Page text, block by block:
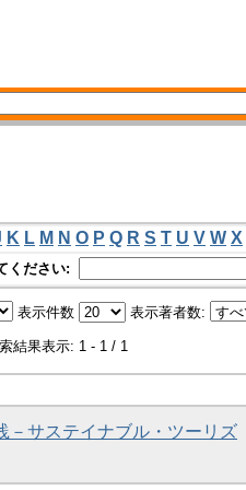
K L M N O P Q R S T U V W X
ください:
表示件数 表示著者数:
結果表示: 1 - 1 / 1
－サステイナブル・ツーリズ